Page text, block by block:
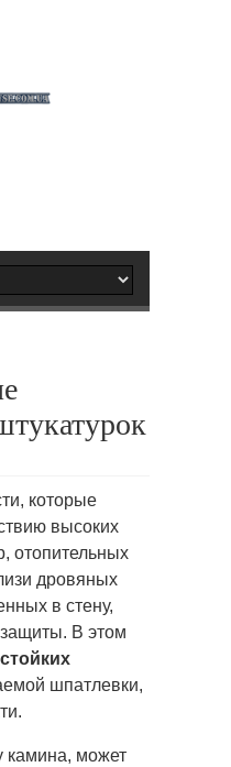
которые
высоких
отопительных
дровяных
в стену,
В этом
шпатлевки,
камина, может